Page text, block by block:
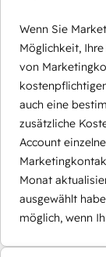
Wenn Sie
Möglichkeit,
von
auch eine
zusätzliche
Account
Monat
ausgewählt
möglich, wenn